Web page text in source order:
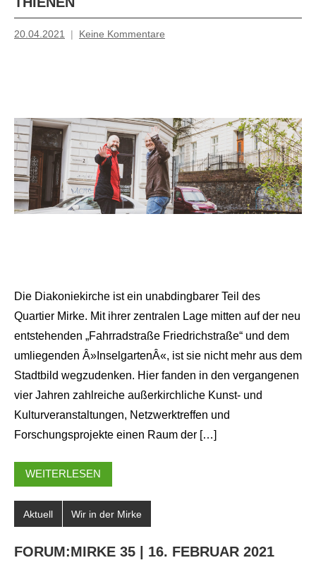
20.04.2021
Mosche
Keine Kommentare
Die Diakoniekirche ist ein unabdingbarer Teil des
Quartier Mirke. Mit ihrer zentralen Lage mitten auf der neu
entstehenden „Fahrradstraße Friedrichstraße“ und dem
umliegenden Â»InselgartenÂ«, ist sie nicht mehr aus dem
Stadtbild wegzudenken. Hier fanden in den vergangenen
vier Jahren zahlreiche außerkirchliche Kunst- und
Kulturveranstaltungen, Netzwerktreffen und
Forschungsprojekte einen Raum der […]
WEITERLESEN
Aktuell Wir in der Mirke
FORUM:MIRKE 35 | 16. FEBRUAR 2021